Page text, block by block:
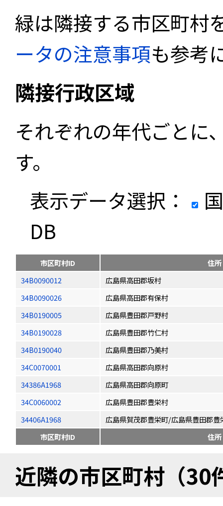
緑は隣接する市区町村
ータの注意事項も参考
隣接行政区域
それぞれの年代ごとに
す。
表示データ選択：
DB
市区町村ID
住所
34B0090012
広島県高田郡坂村
34B0090026
広島県高田郡有保村
34B0190005
広島県豊田郡戸野村
34B0190028
広島県豊田郡竹仁村
34B0190040
広島県豊田郡乃美村
34C0070001
広島県高田郡向原村
34386A1968
広島県高田郡向原町
34C0060002
広島県豊田郡豊栄村
34406A1968
広島県賀茂郡豊栄町/広島県豊田郡豊
市区町村ID
住所
近隣の市区町村（30